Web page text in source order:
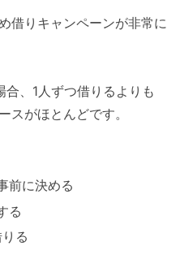
借りキャンペーンが非常に
、1人ずつ借りるよりも
スがほとんどです。
前に決める
る
る